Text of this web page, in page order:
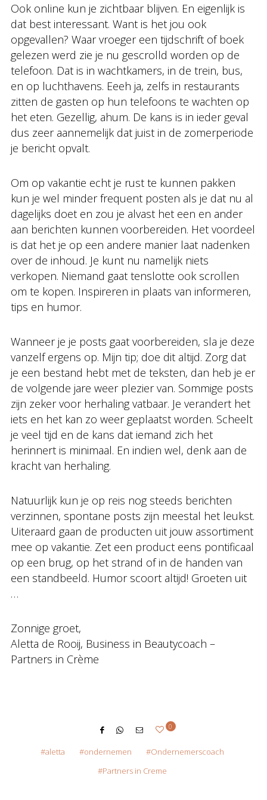
Ook online kun je zichtbaar blijven. En eigenlijk is
dat best interessant. Want is het jou ook
opgevallen? Waar vroeger een tijdschrift of boek
gelezen werd zie je nu gescrolld worden op de
telefoon. Dat is in wachtkamers, in de trein, bus,
en op luchthavens. Eeeh ja, zelfs in restaurants
zitten de gasten op hun telefoons te wachten op
het eten. Gezellig, ahum. De kans is in ieder geval
dus zeer aannemelijk dat juist in de zomerperiode
je bericht opvalt.
Om op vakantie echt je rust te kunnen pakken
kun je wel minder frequent posten als je dat nu al
dagelijks doet en zou je alvast het een en ander
aan berichten kunnen voorbereiden. Het voordeel
is dat het je op een andere manier laat nadenken
over de inhoud. Je kunt nu namelijk niets
verkopen. Niemand gaat tenslotte ook scrollen
om te kopen. Inspireren in plaats van informeren,
tips en humor.
Wanneer je je posts gaat voorbereiden, sla je deze
vanzelf ergens op. Mijn tip; doe dit altijd. Zorg dat
je een bestand hebt met de teksten, dan heb je er
de volgende jare weer plezier van. Sommige posts
zijn zeker voor herhaling vatbaar. Je verandert het
iets en het kan zo weer geplaatst worden. Scheelt
je veel tijd en de kans dat iemand zich het
herinnert is minimaal. En indien wel, denk aan de
kracht van herhaling.
Natuurlijk kun je op reis nog steeds berichten
verzinnen, spontane posts zijn meestal het leukst.
Uiteraard gaan de producten uit jouw assortiment
mee op vakantie. Zet een product eens pontificaal
op een brug, op het strand of in de handen van
een standbeeld. Humor scoort altijd! Groeten uit
…
Zonnige groet,
Aletta de Rooij, Business in Beautycoach –
Partners in Crème
0
aletta ondernemen
Ondernemerscoach
Partners in Creme